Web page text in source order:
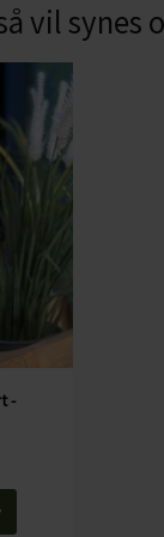
vil synes
-